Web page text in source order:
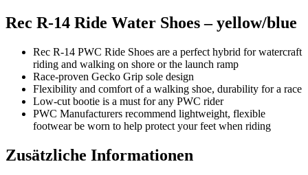
Rec R-14 Ride Water Shoes – yellow/blue
Rec R-14 PWC Ride Shoes are a perfect hybrid for watercraft
riding and walking on shore or the launch ramp
Race-proven Gecko Grip sole design
Flexibility and comfort of a walking shoe, durability for a race
Low-cut bootie is a must for any PWC rider
PWC Manufacturers recommend lightweight, flexible
footwear be worn to help protect your feet when riding
Zusätzliche Informationen